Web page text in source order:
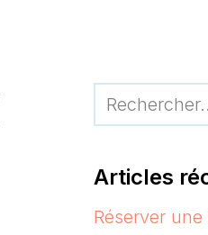
Articles
Réserver